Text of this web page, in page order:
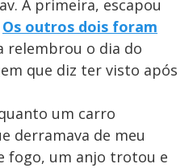
A primeira, escapou
Os outros dois foram
relembrou o dia do
que diz ter visto após
um carro
derramava de meu
fogo, um anjo trotou e